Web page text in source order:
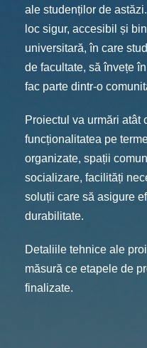
ale studenților de
loc sigur, accesibil și
universitară, în care
de facultate, să învețe
fac parte dintr-o
Proiectul va urmări atât
funcționalitatea pe
organizate, spații
socializare, facilități
soluții care să asigure
durabilitate.
Detaliile tehnice ale
măsură ce etapele de
finalizate.